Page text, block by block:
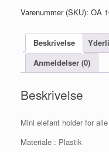
antal
Varenummer (SKU): OA
Beskrivelse
Anmeldelser (0)
Beskrivelse
Mini elefant holder for
Materiale : Plastik